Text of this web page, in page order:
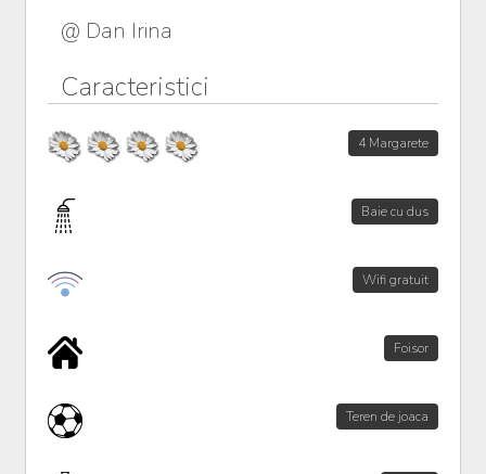
@ Dan Irina
Caracteristici
4 Margarete
Baie cu dus
Wifi gratuit
Foisor
Teren de joaca